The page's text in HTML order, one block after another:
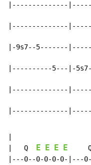
|--------------
|--------------
|-9s7--5-------
|----------5---|-
|--------------
|--------------
|   Q
E E E E
|---0--0-0-0-0-|---